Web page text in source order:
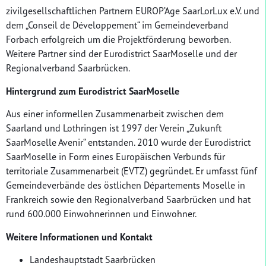
zivilgesellschaftlichen Partnern EUROP’Age SaarLorLux e.V. und
dem „Conseil de Développement“ im Gemeindeverband
Forbach erfolgreich um die Projektförderung beworben.
Weitere Partner sind der Eurodistrict SaarMoselle und der
Regionalverband Saarbrücken.
Hintergrund zum Eurodistrict SaarMoselle
Aus einer informellen Zusammenarbeit zwischen dem
Saarland und Lothringen ist 1997 der Verein „Zukunft
SaarMoselle Avenir“ entstanden. 2010 wurde der Eurodistrict
SaarMoselle in Form eines Europäischen Verbunds für
territoriale Zusammenarbeit (EVTZ) gegründet. Er umfasst fünf
Gemeindeverbände des östlichen Départements Moselle in
Frankreich sowie den Regionalverband Saarbrücken und hat
rund 600.000 Einwohnerinnen und Einwohner.
Weitere Informationen und Kontakt
Landeshauptstadt Saarbrücken